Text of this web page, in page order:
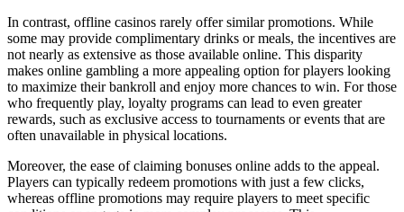
In contrast, offline casinos rarely offer similar promotions. While
some may provide complimentary drinks or meals, the incentives are
not nearly as extensive as those available online. This disparity
makes online gambling a more appealing option for players looking
to maximize their bankroll and enjoy more chances to win. For those
who frequently play, loyalty programs can lead to even greater
rewards, such as exclusive access to tournaments or events that are
often unavailable in physical locations.
Moreover, the ease of claiming bonuses online adds to the appeal.
Players can typically redeem promotions with just a few clicks,
whereas offline promotions may require players to meet specific